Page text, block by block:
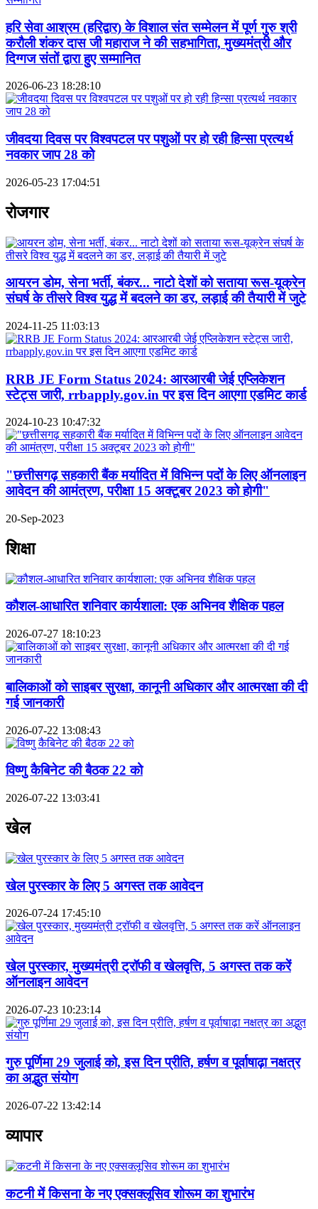
हरि सेवा आश्रम (हरिद्वार) के विशाल संत सम्मेलन में पूर्ण गुरु श्री
करौली शंकर दास जी महाराज ने की सहभागिता, मुख्यमंत्री और
दिग्गज संतों द्वारा हुए सम्मानित
2026-06-23 18:28:10
जीवदया दिवस पर विश्वपटल पर पशुओं पर हो रही हिन्सा प्रत्यर्थ
नवकार जाप 28 को
2026-05-23 17:04:51
रोजगार
आयरन डोम, सेना भर्ती, बंकर... नाटो देशों को सताया रूस-यूक्रेन
संघर्ष के तीसरे विश्व युद्ध में बदलने का डर, लड़ाई की तैयारी में जुटे
2024-11-25 11:03:13
RRB JE Form Status 2024: आरआरबी जेई एप्लिकेशन
स्टेट्स जारी, rrbapply.gov.in पर इस दिन आएगा एडमिट कार्ड
2024-10-23 10:47:32
"छत्तीसगढ़ सहकारी बैंक मर्यादित में विभिन्न पदों के लिए ऑनलाइन
आवेदन की आमंत्रण, परीक्षा 15 अक्टूबर 2023 को होगी"
20-Sep-2023
शिक्षा
कौशल-आधारित शनिवार कार्यशाला: एक अभिनव शैक्षिक पहल
2026-07-27 18:10:23
बालिकाओं को साइबर सुरक्षा, कानूनी अधिकार और आत्मरक्षा की दी
गई जानकारी
2026-07-22 13:08:43
विष्णु कैबिनेट की बैठक 22 को
2026-07-22 13:03:41
खेल
खेल पुरस्कार के लिए 5 अगस्त तक आवेदन
2026-07-24 17:45:10
खेल पुरस्कार, मुख्यमंत्री ट्रॉफी व खेलवृत्ति, 5 अगस्त तक करें
ऑनलाइन आवेदन
2026-07-23 10:23:14
गुरु पूर्णिमा 29 जुलाई को, इस दिन प्रीति, हर्षण व पूर्वाषाढ़ा नक्षत्र
का अद्भुत संयोग
2026-07-22 13:42:14
व्यापार
कटनी में किसना के नए एक्सक्लूसिव शोरूम का शुभारंभ